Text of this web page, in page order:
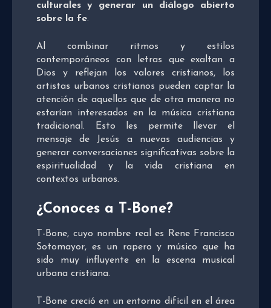
culturales y generar un diálogo abierto
sobre la fe.
Al combinar ritmos y estilos
contemporáneos con letras que exaltan a
Dios y reflejan los valores cristianos, los
artistas urbanos cristianos pueden captar la
atención de aquellos que de otra manera no
estarían interesados en la música cristiana
tradicional. Esto les permite llevar el
mensaje de Jesús a nuevas audiencias y
generar conversaciones significativas sobre la
espiritualidad y la vida cristiana en
contextos urbanos.
¿Conoces a T-Bone?
T-Bone, cuyo nombre real es Rene Francisco
Sotomayor, es un rapero y músico que ha
sido muy influyente en la escena musical
urbana cristiana.
T-Bone creció en un entorno difícil en el área